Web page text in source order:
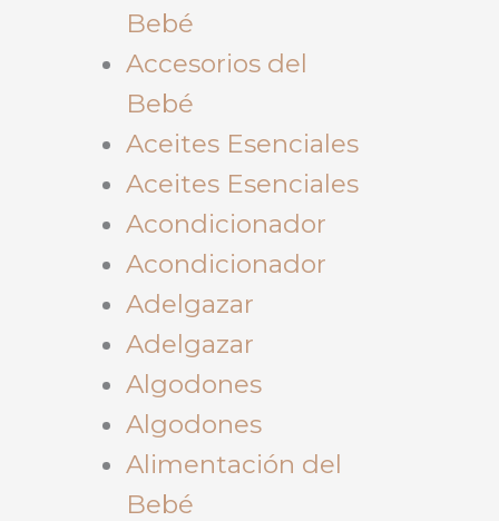
Bebé
Accesorios del
Bebé
Aceites Esenciales
Aceites Esenciales
Acondicionador
Acondicionador
Adelgazar
Adelgazar
Algodones
Algodones
Alimentación del
Bebé